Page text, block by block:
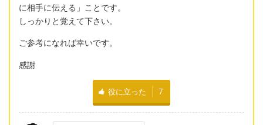
に相手に伝える」ことです。
しっかりと覚えて下さい。
ご参考になれば幸いです。
感謝
役に立った 7